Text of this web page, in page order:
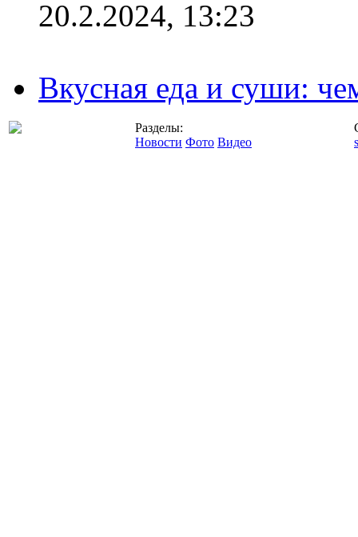
20.2.2024, 13:23
Вкусная еда и суши:
Разделы:
Новости Фото Видео